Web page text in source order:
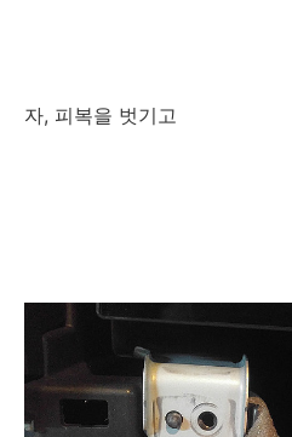
자, 피복을 벗기고